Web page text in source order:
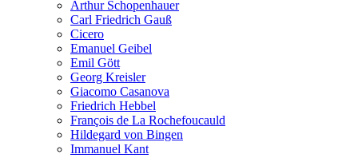
Arthur Schopenhauer
Carl Friedrich Gauß
Cicero
Emanuel Geibel
Emil Gött
Georg Kreisler
Giacomo Casanova
Friedrich Hebbel
François de La Rochefoucauld
Hildegard von Bingen
Immanuel Kant